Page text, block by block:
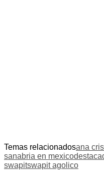
Temas relacionadosana
sanabria en mexico
swapitswapit agolico